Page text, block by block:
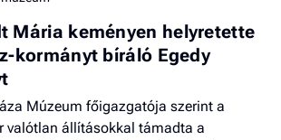
Mária keményen helyretette
kormányt bíráló Egedy
Múzeum főigazgatója szerint a
valótlan állításokkal támadta a